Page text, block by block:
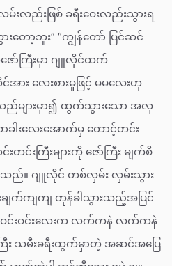
မ်းလည်းဖြစ် ခရီးဝေးလည်းသွားရ
ော့ဘူး” “ကျွန်တော် ပြင်ဆင်
ော်ကြီးမှာ ဂျူလိုင်ထက်
း လေးစားမှုဖြင့် မမလေးဟု
သည်များမှာ၍ ထွက်သွားသော အလှ
ါးလေးအောက်မှ တောင့်တင်း
င်းကြီးများကို ဇော်ကြီး မျက်စိ
။ ဂျူလိုင် တစ်လှမ်း လှမ်းသွား
ချက်ကျကျ တုန်ခါသွားသည့်အပြင်
းဝင်းဝင်းလေးက လက်ကနဲ လက်ကနဲ
ြီး သမီးခရီးထွက်မှာတဲ့ အဆင်အပြေ